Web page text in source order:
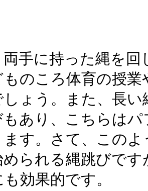
手に持った縄を
のころ体育の授
ょう。また、長
あり、こちらは
ます。さて、この
められる縄跳びで
効果的です。